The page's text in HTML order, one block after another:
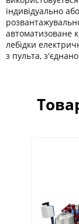
індивідуально
автоматизоване
лебідки
з пульта,